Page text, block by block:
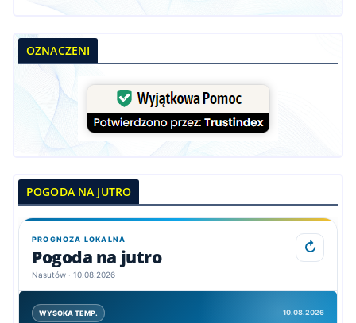
OZNACZENI
POGODA NA JUTRO
PROGNOZA LOKALNA
Pogoda na jutro
Nasutów · 10.08.2026
↻
WYSOKA TEMP. 10.08.2026